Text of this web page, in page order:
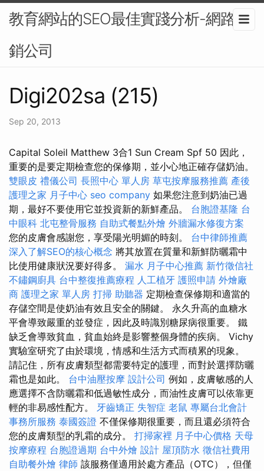
教育網站的SEO最佳實踐分析-網路行
銷公司
Digi202sa (215)
Sep 20, 2013
Capital Soleil Matthew 3合1 Sun Cream Spf 50 因此，
重要的是要定期檢查您的保修期，並小心地正確存儲奶油。
雙眼皮 禮儀公司 長照中心 單人房 草屯按摩服務推薦 產後
護理之家 月子中心 seo company 如果您注意到奶油已過
期，最好不要使用它並投資新的新鮮產品。 台胞證基隆 台
中眼科 北屯整骨服務 自助式餐點外燴 外牆漏水修復方案
您的皮膚會感謝您，享受陽光明媚的時刻。 台中律師推薦
深入了解SEO的核心概念 將其放置在質量和新鮮防曬霜中
比使用健康狀況要好得多。 漏水 月子中心推薦 新竹徵信社
不鏽鋼廚具 台中整復推薦療程 人工植牙 護照申請 外燴廠
商 護理之家 單人房 打掃 助聽器 定期檢查保修期和適當的
存儲空間是使奶油有效且安全的關鍵。 永久升高的血糖水
平會導致嚴重的並發症，因此及時識別糖尿病很重要。 鐵
缺乏會導致貧血，貧血始終是影響整個身體的疾病。 Vichy
實驗室研究了由於環境，情感和生活方式而積累的現象。
請記住，所有皮膚類型都需要特定的護理，而對於選擇防曬
霜也是如此。 台中油壓按摩 設計公司 例如，皮膚敏感的人
應選擇不含防曬霜和低過敏性成分，而油性皮膚可以依靠更
輕的非易感性配方。 牙齒矯正 失智症 老鼠 專屬台北會計
事務所服務 泰國簽證 不僅保修期很重要，而且還必須符合
您的皮膚類型的乳霜的成分。 打掃家裡 月子中心價格 天母
按摩療程 台胞證過期 台中外燴 設計 屋頂防水 徵信社費用
自助餐外燴 律師 該服務僅適用於處方產品（OTC），但僅